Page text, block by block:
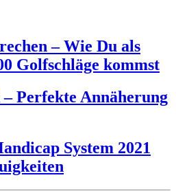
– Wie Du als
Golfschläge kommst
Perfekte Annäherung
System 2021